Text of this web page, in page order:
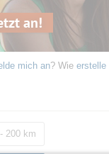
an!
mich an? Wie erstelle
200 km